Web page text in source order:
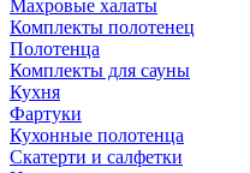
Махровые халаты
Комплекты полотенец
Полотенца
Комплекты для сауны
Кухня
Фартуки
Кухонные полотенца
Скатерти и салфетки